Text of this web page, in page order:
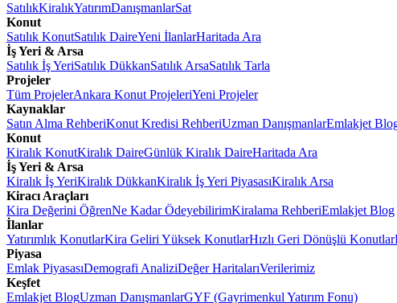
SatılıkKiralıkYatırımDanışmanlarSat
Konut
Satılık KonutSatılık DaireYeni İlanlarHaritada Ara
İş Yeri & Arsa
Satılık İş YeriSatılık DükkanSatılık ArsaSatılık Tarla
Projeler
Tüm ProjelerAnkara Konut ProjeleriYeni Projeler
Kaynaklar
Satın Alma RehberiKonut Kredisi RehberiUzman DanışmanlarEmlakjet
Konut
Kiralık KonutKiralık DaireGünlük Kiralık DaireHaritada Ara
İş Yeri & Arsa
Kiralık İş YeriKiralık DükkanKiralık İş Yeri PiyasasıKiralık Arsa
Kiracı Araçları
Kira Değerini ÖğrenNe Kadar ÖdeyebilirimKiralama RehberiEmlakjet Blog
İlanlar
Yatırımlık KonutlarKira Geliri Yüksek KonutlarHızlı Geri Dönüşlü Konutlar
Piyasa
Emlak PiyasasıDemografi AnaliziDeğer HaritalarıVerilerimiz
Keşfet
Emlakjet BlogUzman DanışmanlarGYF (Gayrimenkul Yatırım Fonu)